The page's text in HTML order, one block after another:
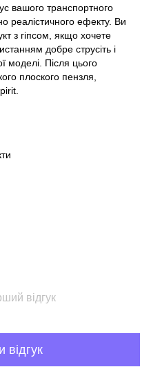
вашого транспортного
реалістичного ефекту. Ви
з гіпсом, якщо хочете
добре струсіть і
моделі. Після цього
плоского пензля,
відгук
відгук